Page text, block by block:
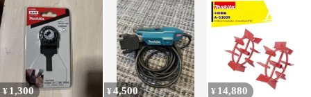
¥ 1,300 ¥4,500 ¥ 14,880